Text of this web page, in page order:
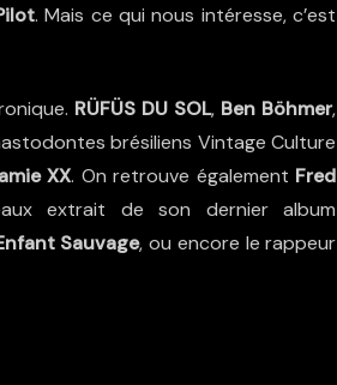
. Mais ce qui nous intéresse, c’est
RÜFÜS DU SOL, Ben Böhmer,
brésiliens Vintage Culture
XX. On retrouve également Fred
extrait de son dernier album
Sauvage,ou encore le rappeur